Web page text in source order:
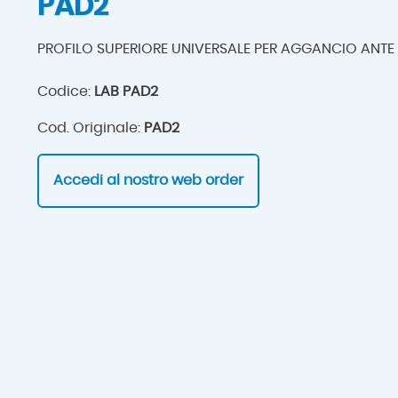
PAD2
PROFILO SUPERIORE UNIVERSALE PER AGGANCIO
Codice: LAB PAD2
Cod. Originale: PAD2
Accedi al nostro web order